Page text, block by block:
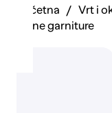
Početna Vrt i
Vrtne garniture